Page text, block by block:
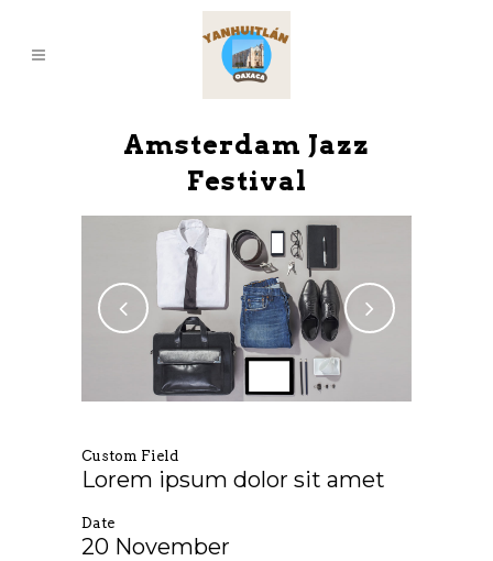
Amsterdam Jazz
Festival
Custom Field
Lorem ipsum dolor sit amet
Date
20 November